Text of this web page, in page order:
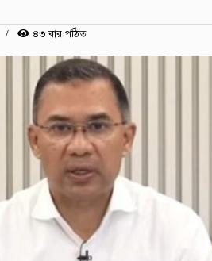
৪৩ বার পঠিত